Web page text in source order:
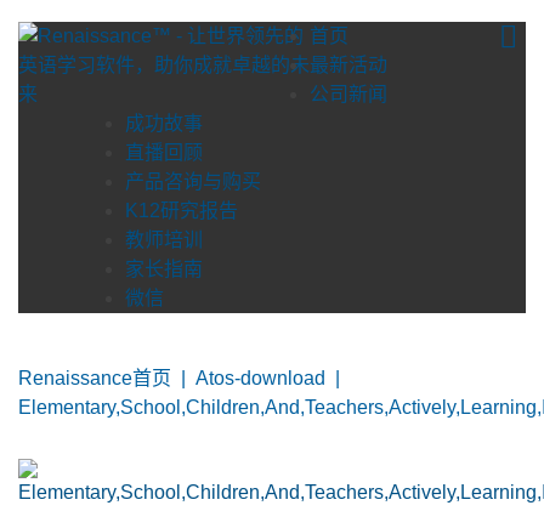
content
首页
最新活动
公司新闻
成功故事
直播回顾
产品咨询与购买
K12研究报告
教师培训
家长指南
微信
Renaissance首页 Atos-download